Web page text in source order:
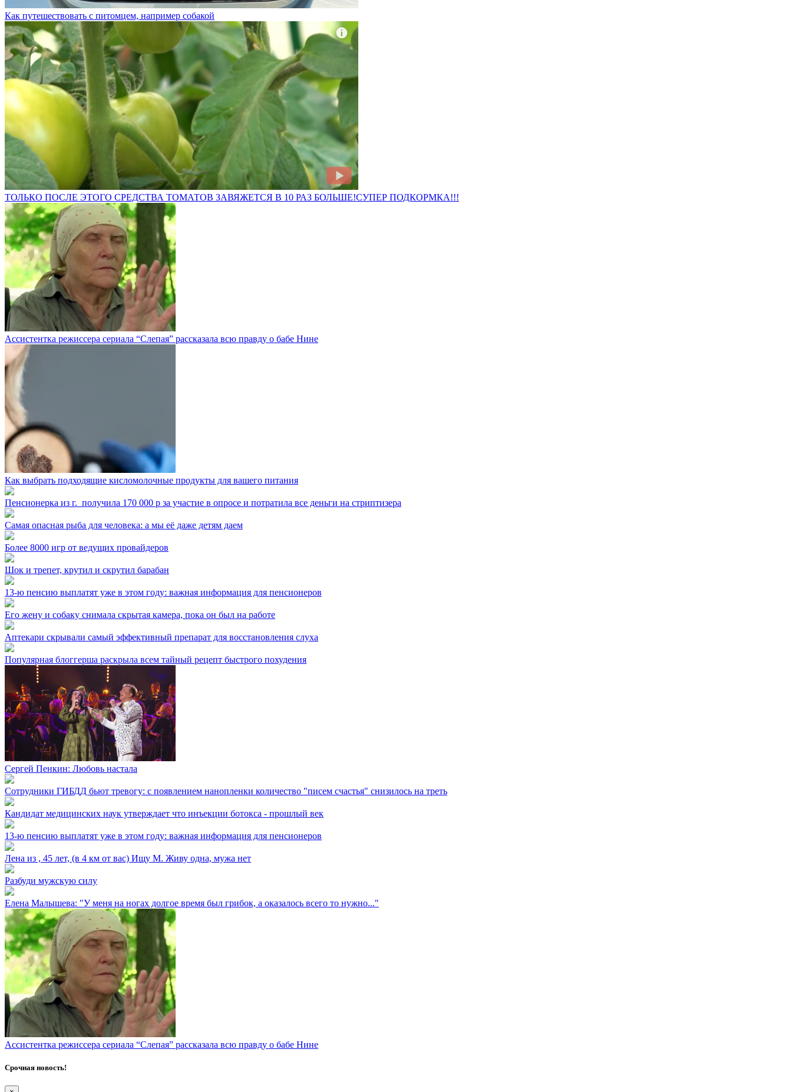
Как путешествовать с питомцем, например собакой
ТОЛЬКО ПОСЛЕ ЭТОГО СРЕДСТВА ТОМАТОВ ЗАВЯЖЕТСЯ В 10 РАЗ БОЛЬШЕ!СУПЕР ПОДКОРМКА!!!
Ассистентка режиссера сериала “Слепая” рассказала всю правду о бабе Нине
Как выбрать подходящие кисломолочные продукты для вашего питания
Пенсионерка из г. ⁣ получила 170 000 р за участие в опросе и потратила все деньги на стриптизера
Самая опасная рыба для человека: а мы её даже детям даем
Более 8000 игр от ведущих провайдеров
Шок и трепет, крутил и скрутил барабан
13-ю пенсию выплатят уже в этом году: важная информация для пенсионеров
Его жену и собаку снимала скрытая камера, пока он был на работе
Аптекари скрывали самый эффективный препарат для восстановления слуха
Популярная блоггерша раскрыла всем тайный рецепт быстрого похудения
Сергей Пенкин: Любовь настала
Сотрудники ГИБДД бьют тревогу: с появлением нанопленки количество "писем счастья" снизилось на треть
Кандидат медицинских наук утверждает что инъекции ботокса - прошлый век
13-ю пенсию выплатят уже в этом году: важная информация для пенсионеров
Лена из ⁣, 45 лет, (в 4 км от вас) Ищу М. Живу одна, мужа нет
Разбуди мужскую силу
Елена Малышева: "У меня на ногах долгое время был грибок, а оказалось всего то нужно..."
Ассистентка режиссера сериала “Слепая” рассказала всю правду о бабе Нине
Срочная новость!